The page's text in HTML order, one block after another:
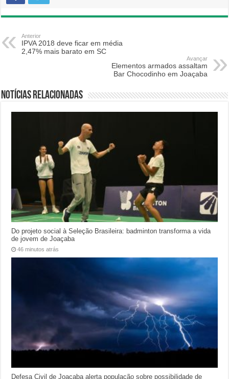
Anterior
IPVA 2018 deve ficar em média
2,47% mais barato em SC
Avançar
Elementos armados assaltam
Bar Chocodinho em Joaçaba
Notícias relacionadas
Do projeto social à Seleção Brasileira: badminton transforma a vida
de jovem de Joaçaba
46 minutos atrás
Defesa Civil de Joaçaba alerta população sobre possibilidade de